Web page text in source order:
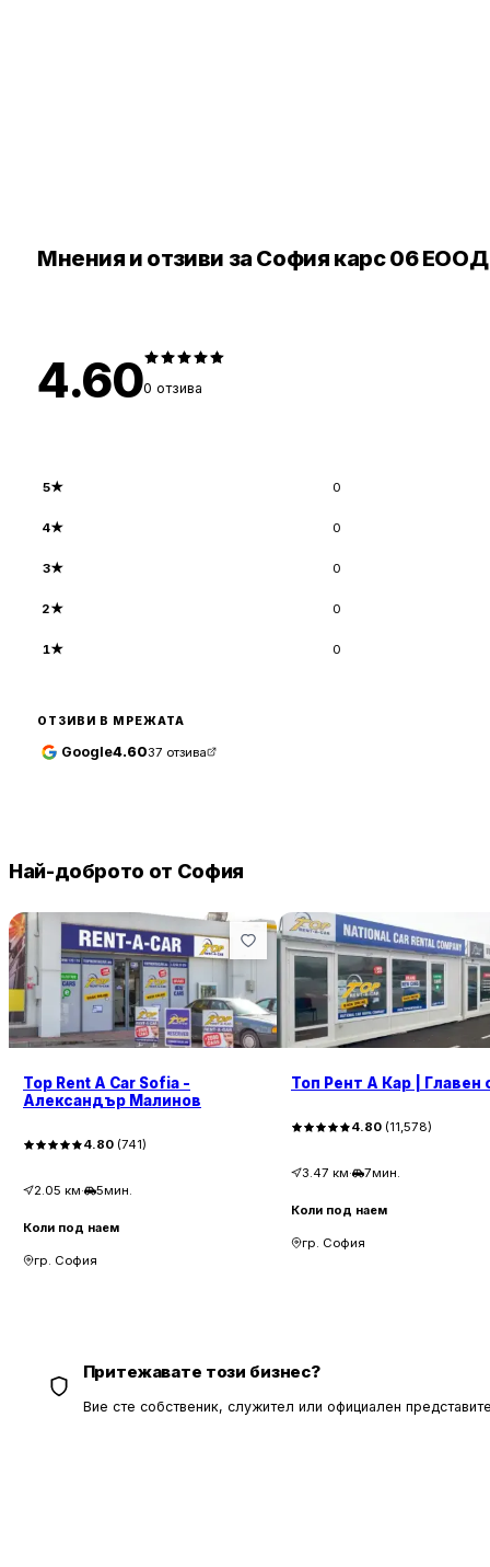
Мнения и отзиви за София карс 06 ЕООД
4.600 отзива
5★ 0
4★ 0
3★ 0
2★ 0
1★ 0
ОТЗИВИ В МРЕЖАТА
Google4.6037 отзива
Най-доброто от София
Top Rent A Car Sofia -
Александър Малинов
4.80 (741)
2.05 км· 5мин.
Коли под наем
гр. София
Топ Рент А Кар | Главен
4.80(11,578)
3.47 км· 7мин.
Коли под наем
гр. София
Притежавате този бизнес?
Вие сте собственик, служител или официален